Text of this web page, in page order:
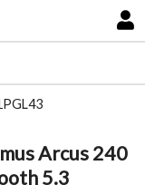
Arcus 240
5.3